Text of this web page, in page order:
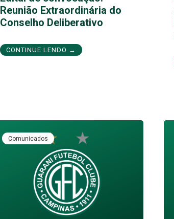
Reunião Extraordinária do
Conselho Deliberativo
CONTINUE LENDO →
Comunicados